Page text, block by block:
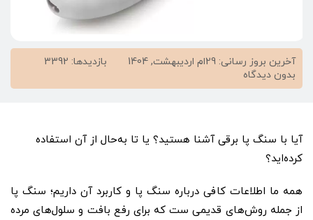
آخرین بروز رسانی: 29ام اردیبهشت, 1404
بازدیدها: 3392
بدون دیدگاه
سنگ
آیا با سنگ پا برقی آشنا هستید؟ یا تا به‌حال از آن استفاده
کرده‌اید؟
همه ما اطلاعات کافی درباره سنگ پا و کاربرد آن داریم؛ سنگ پا
از جمله روش‌های قدیمی ست که برای رفع بافت و سلول‌های مرده